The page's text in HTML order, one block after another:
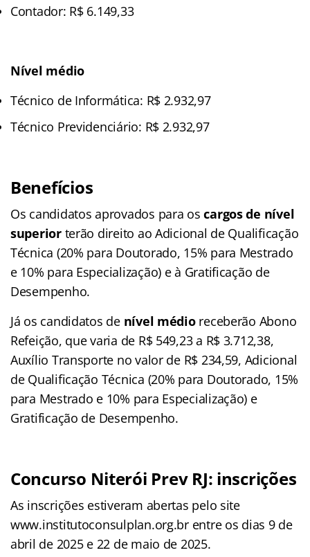
Contador: R$ 6.149,33
Nível médio
Técnico de Informática: R$ 2.932,97
Técnico Previdenciário: R$ 2.932,97
Benefícios
Os candidatos aprovados para os cargos de nível
superiorterão direito ao Adicional de Qualificação
Técnica (20% para Doutorado, 15% para Mestrado
e 10% para Especialização) e à Gratificação de
Desempenho.
Já os candidatos de nível médioreceberão Abono
Refeição, que varia de R$ 549,23 a R$ 3.712,38,
Auxílio Transporte no valor de R$ 234,59, Adicional
de Qualificação Técnica (20% para Doutorado, 15%
para Mestrado e 10% para Especialização) e
Gratificação de Desempenho.
Concurso Niterói Prev RJ: inscrições
As inscrições estiveram abertas pelo site
www.institutoconsulplan.org.br entre os dias 9 de
abril de 2025 e 22 de maio de 2025.